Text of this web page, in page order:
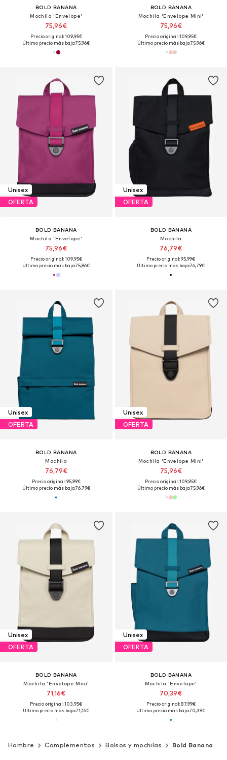
BOLD BANANA
Mochila 'Envelope'
75,96€
Precio original: 109,95€
Último precio más bajo:75,96€
BOLD BANANA
Mochila 'Envelope Mini'
75,96€
Precio original: 109,95€
Último precio más bajo:75,96€
Unisex
OFERTA
BOLD BANANA
Mochila 'Envelope'
75,96€
Precio original: 109,95€
Último precio más bajo:75,96€
Unisex
OFERTA
BOLD BANANA
Mochila
76,79€
Precio original: 95,99€
Último precio más bajo:76,79€
Unisex
OFERTA
BOLD BANANA
Mochila
76,79€
Precio original: 95,99€
Último precio más bajo:76,79€
Unisex
OFERTA
BOLD BANANA
Mochila 'Envelope Mini'
75,96€
Precio original: 109,95€
Último precio más bajo:75,96€
Unisex
OFERTA
BOLD BANANA
Mochila 'Envelope Mini'
71,16€
Precio original: 103,95€
Último precio más bajo:71,16€
Unisex
OFERTA
BOLD BANANA
Mochila 'Envelope'
70,39€
Precio original: 87,99€
Último precio más bajo:70,39€
Hombre Complementos Bolsos y mochilas Bold Banana